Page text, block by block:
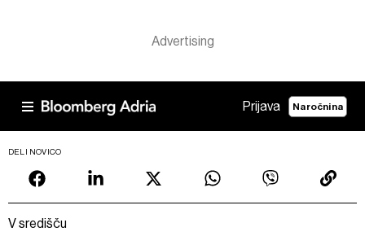
Prijava Naročnina
DELI NOVICO
V središču